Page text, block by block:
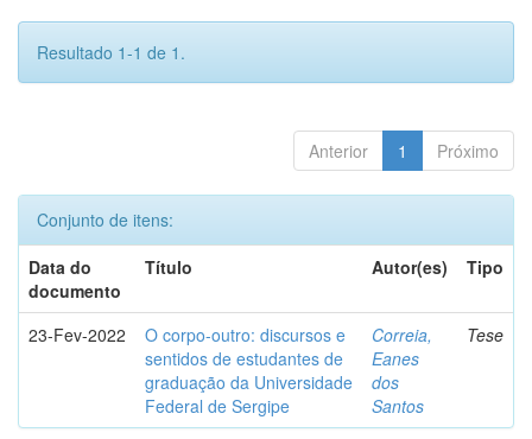
Resultado 1-1 de 1.
Anterior 1 Próximo
Conjunto de itens:
Data do
documento
Título Autor(es) Tipo
23-Fev-2022
O corpo-outro: discursos e
sentidos de estudantes de
graduação da Universidade
Federal de Sergipe
Correia,
Eanes
dos
Santos
Tese